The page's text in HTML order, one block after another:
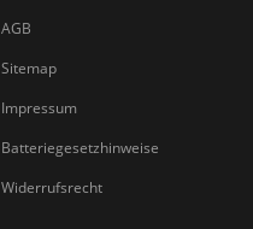
AGB
Sitemap
Impressum
Batteriegesetzhinweise
Widerrufsrecht